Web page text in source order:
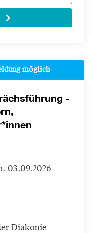
möglich
-
03.09.2026
Diakonie